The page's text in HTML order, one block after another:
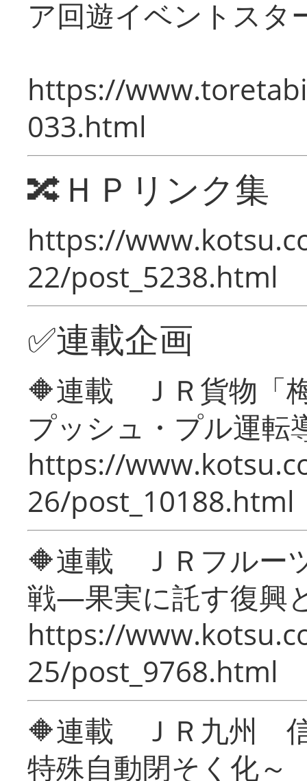
ア回遊イベントスタ
https://
033.html
🔀ＨＰリンク集
https://
22/post_5238.html
✅連載企画
🔶連載 ＪＲ貨物「
プッシュ・プル運転
https://
26/post_10188.html
🔶連載 ＪＲフルー
戦―果実に託す復興
https://
25/post_9768.html
🔶連載 ＪＲ九州 信
特殊自動閉そく化～